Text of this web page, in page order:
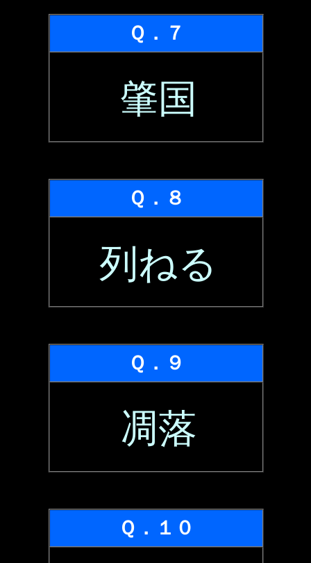
Ｑ．７
肇国
Ｑ．８
列ねる
Ｑ．９
凋落
Ｑ．１０